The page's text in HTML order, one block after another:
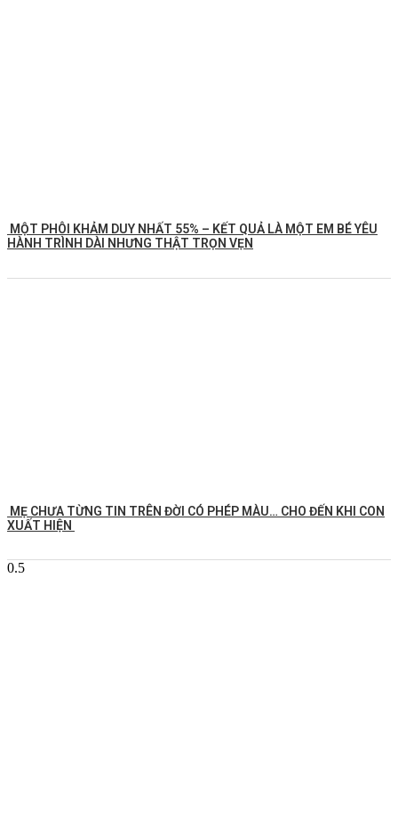
MỘT PHÔI KHẢM DUY NHẤT 55% – KẾT QUẢ LÀ MỘT EM BÉ YÊU
HÀNH TRÌNH DÀI NHƯNG THẬT TRỌN VẸN
MẸ CHƯA TỪNG TIN TRÊN ĐỜI CÓ PHÉP MÀU… CHO ĐẾN KHI CON
XUẤT HIỆN